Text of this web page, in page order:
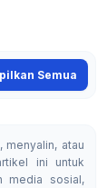
Semua
menyalin, atau
ini untuk
media sosial,